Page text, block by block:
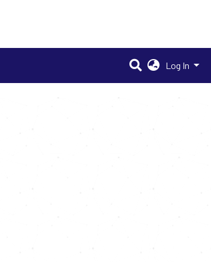
Log In